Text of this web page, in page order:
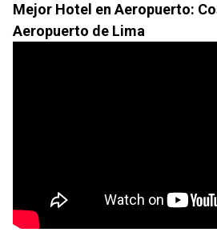
Mejor Hotel en Aeropuerto:
Aeropuerto de Lima